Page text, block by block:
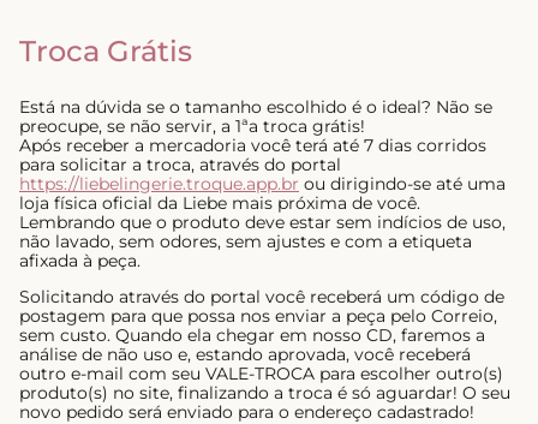
Troca Grátis
Está na dúvida se o tamanho escolhido é o ideal? Não se
preocupe, se não servir, a 1ªa troca grátis!
Após receber a mercadoria você terá até 7 dias corridos
para solicitar a troca, através do portal
https://liebelingerie.troque.app.br ou dirigindo-se até uma
loja física oficial da Liebe mais próxima de você.
Lembrando que o produto deve estar sem indícios de uso,
não lavado, sem odores, sem ajustes e com a etiqueta
afixada à peça.
Solicitando através do portal você receberá um código de
postagem para que possa nos enviar a peça pelo Correio,
sem custo. Quando ela chegar em nosso CD, faremos a
análise de não uso e, estando aprovada, você receberá
outro e-mail com seu VALE-TROCA para escolher outro(s)
produto(s) no site, finalizando a troca é só aguardar! O seu
novo pedido será enviado para o endereço cadastrado!